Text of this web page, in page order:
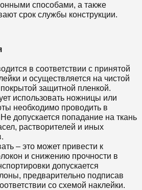
способами, а также
срок службы конструкции.
в соответствии с принятой
и осуществляется на чистой
защитной пленкой.
использовать ножницы или
необходимо проводить в
допускается попадание на ткань
растворителей и иных
– это может привести к
и снижению прочности в
допускается
предварительно подписав
со схемой наклейки.